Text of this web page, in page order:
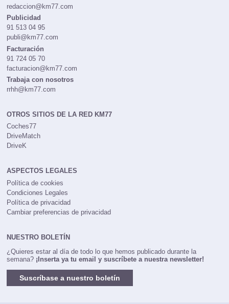
redaccion@km77.com
Publicidad
91 513 04 95
publi@km77.com
Facturación
91 724 05 70
facturacion@km77.com
Trabaja con nosotros
rrhh@km77.com
OTROS SITIOS DE LA RED KM77
Coches77
DriveMatch
DriveK
ASPECTOS LEGALES
Política de cookies
Condiciones Legales
Política de privacidad
Cambiar preferencias de privacidad
NUESTRO BOLETÍN
¿Quieres estar al día de todo lo que hemos publicado durante la
semana? ¡Inserta ya tu email y suscríbete a nuestra newsletter!
Suscríbase a nuestro boletín